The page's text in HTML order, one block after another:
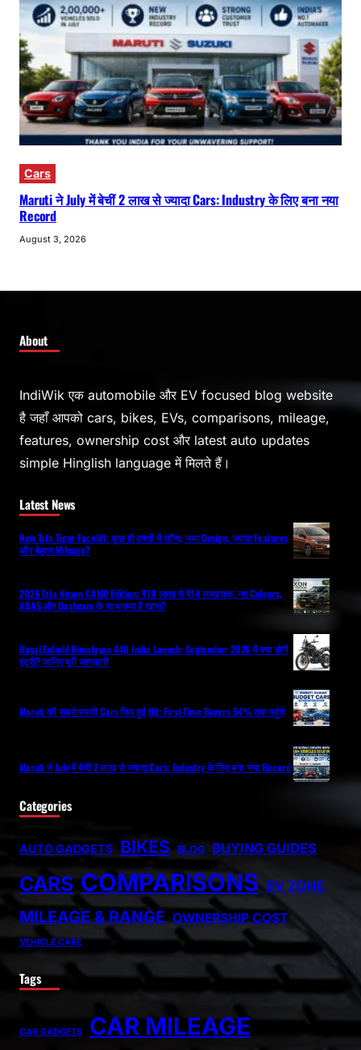
Cars
Maruti ने July में बेचीं 2 लाख से ज्यादा Cars: Industry के लिए बना नया
Record
August 3, 2026
About
IndiWik एक automobile और EV focused blog website
है जहाँ आपको cars, bikes, EVs, comparisons, mileage,
features, ownership cost और latest auto updates
simple Hinglish language में मिलते हैं।
Latest News
New Tata Tigor Facelift: कुछ ही हफ्तों में लॉन्च, नया Design, ज्यादा Features
और बेहतर Mileage?
2026 Tata Nexon CAMO Edition: ₹10 लाख से ₹14 लाख तक, नए Colours,
ADAS और Dashcam के साथ क्या है खास?
Royal Enfield Himalayan 440 India Launch: September 2026 में क्या होगी
एंट्री? जानिए पूरी जानकारी
Maruti की सबसे सस्ती Cars फिर हुईं Hit: First-Time Buyers 54% तक पहुंचे
Maruti ने July में बेचीं 2 लाख से ज्यादा Cars: Industry के लिए बना नया Record
Categories
AUTO GADGETS BIKES BLOG BUYING GUIDES
CARS COMPARISONS EV ZONE
MILEAGE & RANGE OWNERSHIP COST
VEHICLE CARE
Tags
CAR GADGETS CAR MILEAGE